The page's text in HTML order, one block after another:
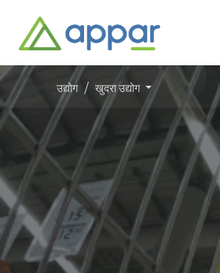
उद्योग खुदरा उद्योग